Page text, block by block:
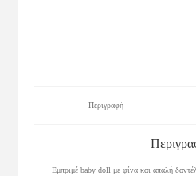
Περιγραφή
Εμπριμέ baby doll με φίνα και απαλή